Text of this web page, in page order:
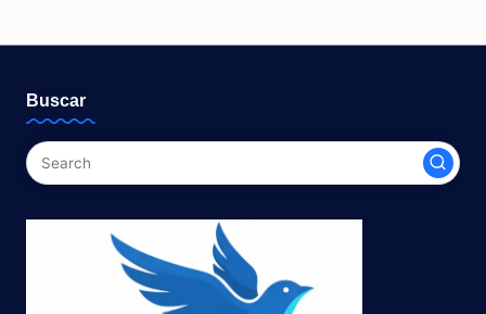
Buscar